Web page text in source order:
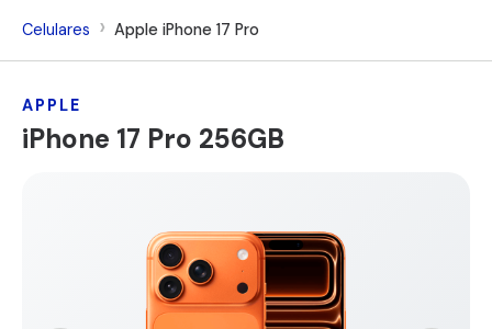
Celulares Apple iPhone 17 Pro
APPLE
iPhone 17 Pro 256GB